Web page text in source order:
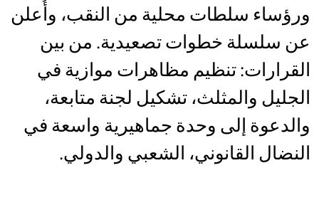
ورؤساء سلطات محلية من النقب، وأُعلن
عن سلسلة خطوات تصعيدية. من بين
القرارات: تنظيم مظاهرات موازية في
الجليل والمثلث، تشكيل لجنة متابعة،
والدعوة إلى وحدة جماهيرية واسعة في
النضال القانوني، الشعبي والدولي.